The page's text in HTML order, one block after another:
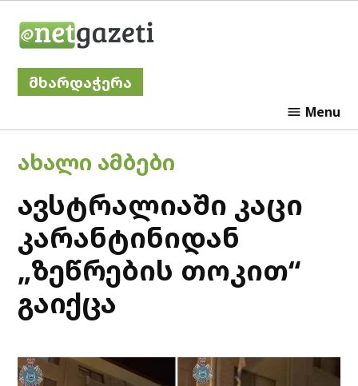
მხარდაჭერა
Menu
POSTED
ᲐᲮᲐᲚᲘ ᲐᲛᲑᲔᲑᲘ
ავსტრალიაში კაცი
კარანტინიდან
„ზეწრების თოკით“
გაიქცა